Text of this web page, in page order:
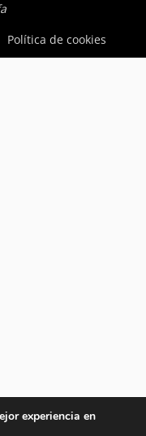
Política de cookies
experiencia en